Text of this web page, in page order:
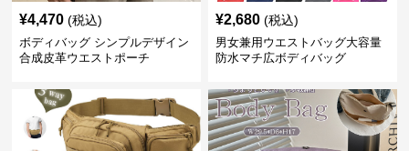
¥4,470 (税込)
ボディバッグ シンプルデザイン
合成皮革ウエストポーチ
¥2,680 (税込)
男女兼用ウエストバッグ大容量
防水マチ広ボディバッグ